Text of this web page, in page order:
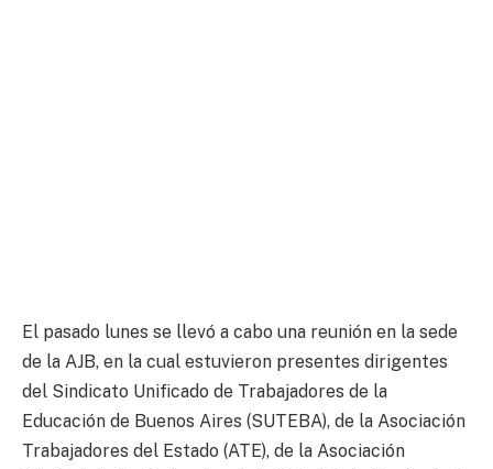
El pasado lunes se llevó a cabo una reunión en la sede
de la AJB, en la cual estuvieron presentes dirigentes
del Sindicato Unificado de Trabajadores de la
Educación de Buenos Aires (SUTEBA), de la Asociación
Trabajadores del Estado (ATE), de la Asociación